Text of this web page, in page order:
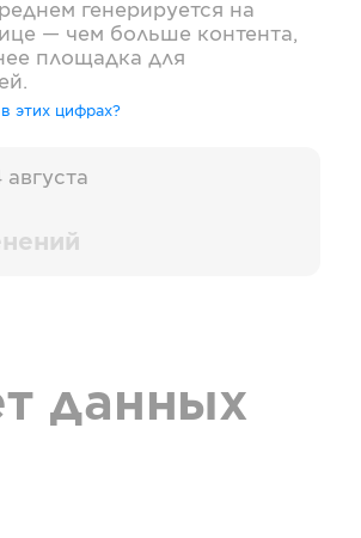
генерируется на
— чем больше контента,
площадка для
этих цифрах?
данных